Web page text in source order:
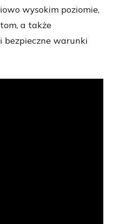
wysokim poziomie,
a także
bezpieczne warunki